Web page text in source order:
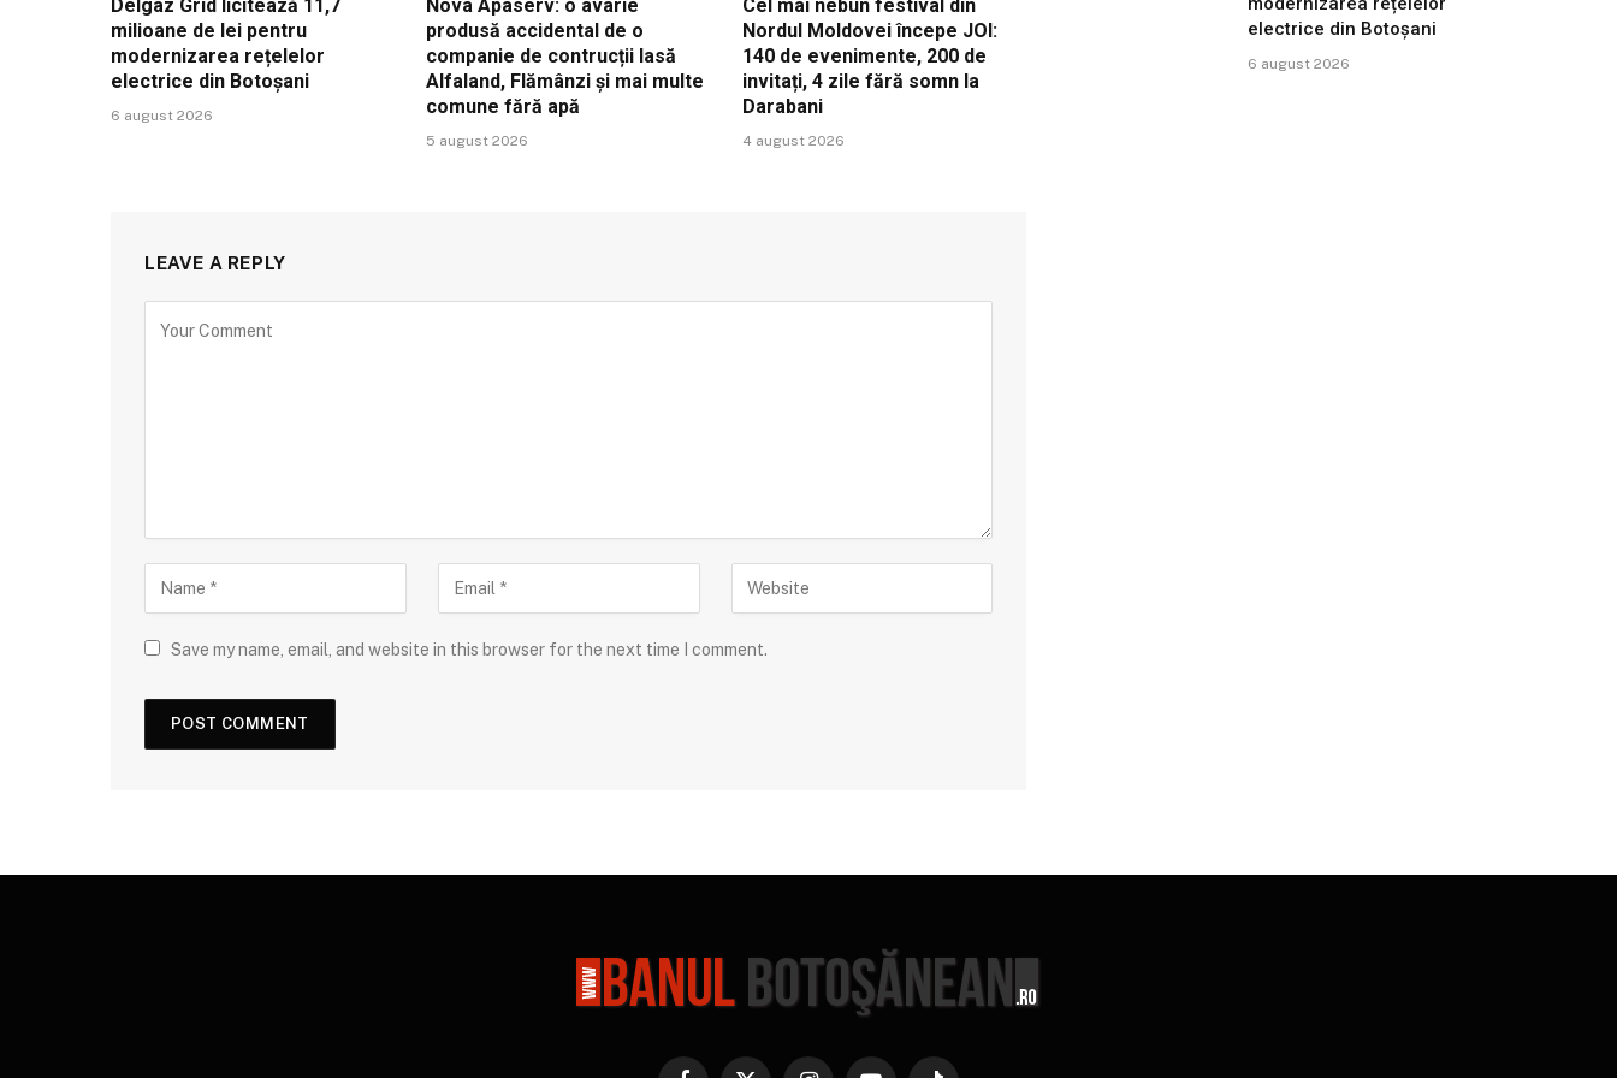
Delgaz Grid licitează 11,7
milioane de lei pentru
modernizarea rețelelor
electrice din Botoșani
6 august 2026
Nova Apaserv: o avarie
produsă accidental de o
companie de contrucții lasă
Alfaland, Flămânzi și mai multe
comune fără apă
5 august 2026
Cel mai nebun festival din
Nordul Moldovei începe JOI:
140 de evenimente, 200 de
invitați, 4 zile fără somn la
Darabani
4 august 2026
LEAVE A REPLY
Save my name, email, and website in this browser for the next time I comment.
electrice din Botoșani
6 august 2026